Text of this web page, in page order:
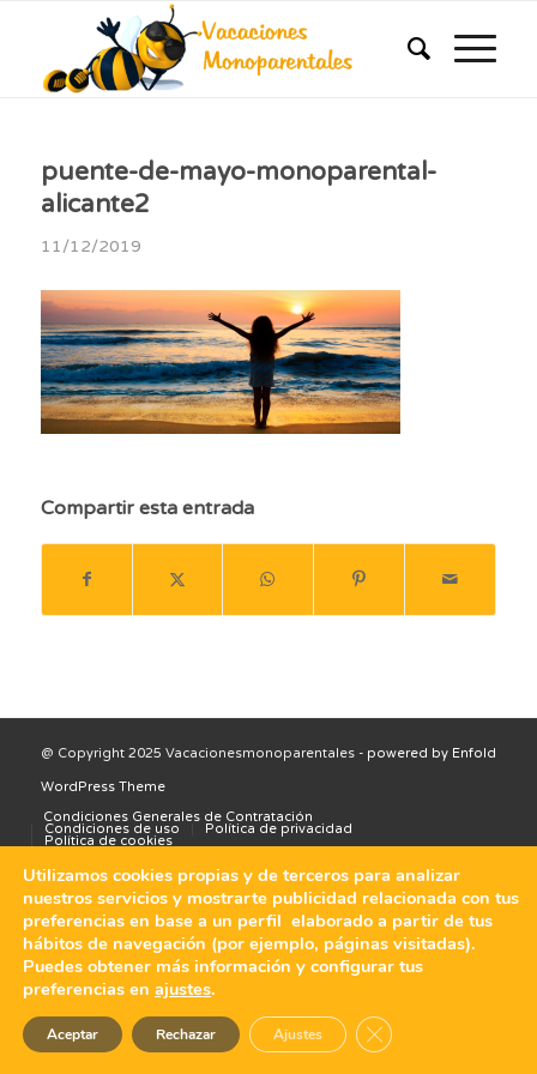
puente-de-mayo-monoparental-
alicante2
11/12/2019
Compartir esta entrada
@ Copyright 2025 Vacacionesmonoparentales - powered by Enfold
WordPress Theme
Condiciones Generales de Contratación
Condiciones de uso Política de privacidad
Política de cookies
Utilizamos cookies propias y de terceros para analizar
nuestros servicios y mostrarte publicidad relacionada con tus
preferencias en base a un perfil elaborado a partir de tus
hábitos de navegación (por ejemplo, páginas visitadas).
Puedes obtener más información y configurar tus
preferencias en ajustes.
Aceptar Rechazar Ajustes Cerrar el banner de